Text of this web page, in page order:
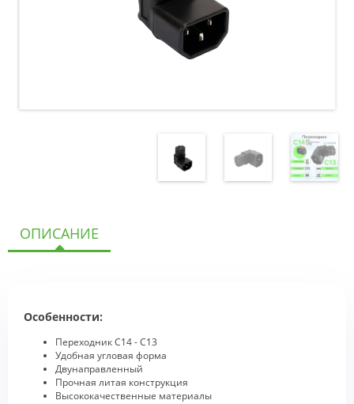
ОПИСАНИЕ
Особенности:
Переходник С14 - С13
Удобная угловая форма
Двунаправленный
Прочная литая конструкция
Высококачественные материалы